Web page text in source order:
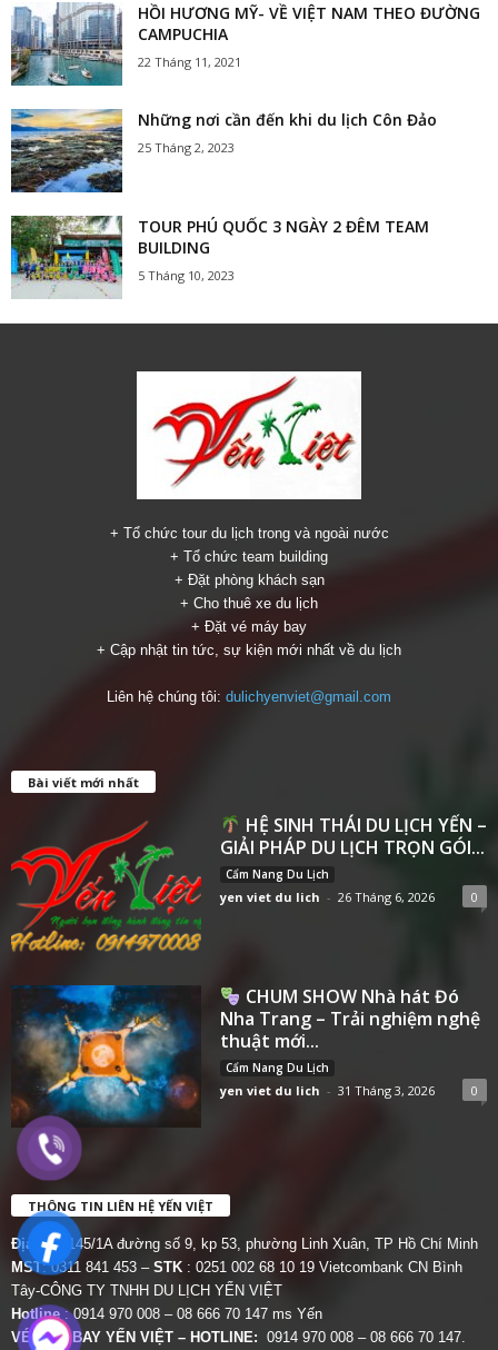
HỒI HƯƠNG MỸ- VỀ VIỆT NAM THEO ĐƯỜNG
CAMPUCHIA
22 Tháng 11, 2021
Những nơi cần đến khi du lịch Côn Đảo
25 Tháng 2, 2023
TOUR PHÚ QUỐC 3 NGÀY 2 ĐÊM TEAM
BUILDING
5 Tháng 10, 2023
+ Tổ chức tour du lịch trong và ngoài nước
+ Tổ chức team building
+ Đặt phòng khách sạn
+ Cho thuê xe du lịch
+ Đặt vé máy bay
+ Cập nhật tin tức, sự kiện mới nhất về du lịch
Liên hệ chúng tôi: dulichyenviet@gmail.com
Bài viết mới nhất
HỆ SINH THÁI DU LỊCH YẾN –
GIẢI PHÁP DU LỊCH TRỌN GÓI...
Cẩm Nang Du Lịch
yen viet du lich - 26 Tháng 6, 2026 0
CHUM SHOW Nhà hát Đó
Nha Trang – Trải nghiệm nghệ
thuật mới...
Cẩm Nang Du Lịch
yen viet du lich - 31 Tháng 3, 2026 0
THÔNG TIN LIÊN HỆ YẾN VIỆT
Địa chỉ: 145/1A đường số 9, kp 53, phường Linh Xuân, TP Hồ Chí Minh
MST: 0311 841 453 – STK : 0251 002 68 10 19 Vietcombank CN Bình
Tây-CÔNG TY TNHH DU LỊCH YẾN VIỆT
Hotline: 0914 970 008 – 08 666 70 147 ms Yến
VÉ MÁY BAY YẾN VIỆT – HOTLINE: 0914 970 008 – 08 666 70 147.